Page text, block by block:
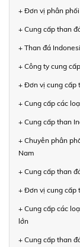
+ Đơn vị phân
+ Cung cấp than
+ Than đá
+ Công ty cung
+ Đơn vị cung cấp
+ Cung cấp các
+ Cung cấp than
+ Chuyên phân
Nam
+ Cung cấp than
+ Đơn vị cung cấp
+ Cung cấp các
lớn
+ Cung cấp than